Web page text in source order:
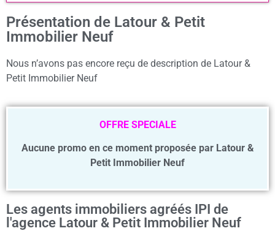
Présentation de Latour & Petit
Immobilier Neuf
Nous n’avons pas encore reçu de description de Latour &
Petit Immobilier Neuf
OFFRE SPECIALE
Aucune promo en ce moment proposée par Latour &
Petit Immobilier Neuf
Les agents immobiliers agréés IPI de
l'agence Latour & Petit Immobilier Neuf